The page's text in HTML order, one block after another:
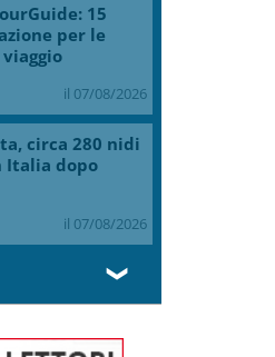
15
per le
il 07/08/2026
circa 280 nidi
dopo
il 07/08/2026
❯